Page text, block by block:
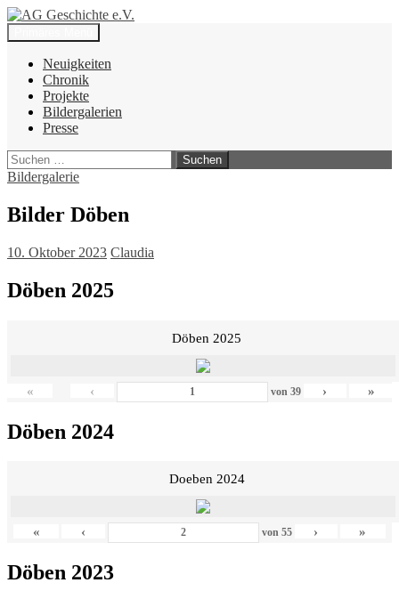
Zum
Inhalt
springen
AG Geschichte e.V.
Suchen
Neuigkeiten
Chronik
Projekte
Bildergalerien
Presse
Suchen
nach:
Bildergalerie
Bilder Döben
10. Oktober 2023 Claudia
Döben 2025
Döben 2025
« ‹ von 39 › »
Döben 2024
Doeben 2024
« ‹ von 55 › »
Döben 2023